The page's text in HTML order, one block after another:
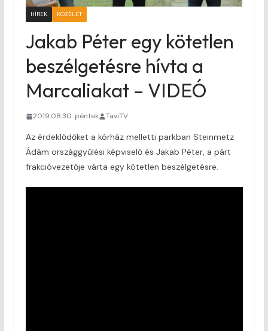
HÍREK KÖZÉLET
Jakab Péter egy kötetlen
beszélgetésre hívta a
Marcaliakat – VIDEÓ
2019.08.30. péntek TaviTV
Az érdeklődőket a kórház melletti parkban Steinmetz
Ádám országgyűlési képviselő és Jakab Péter, a párt
frakcióvezetője várta egy kötetlen beszélgetésre.